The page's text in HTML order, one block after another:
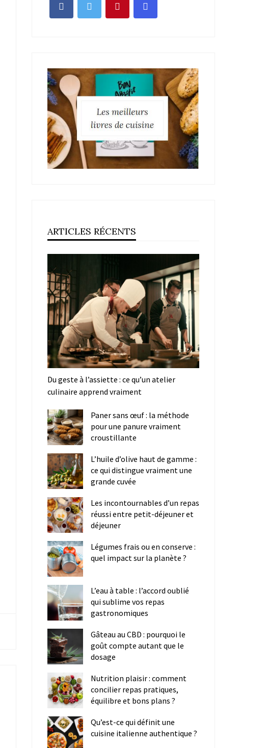
ARTICLES RÉCENTS
Du geste à l’assiette : ce qu’un atelier
culinaire apprend vraiment
Paner sans œuf : la méthode
pour une panure vraiment
croustillante
L’huile d’olive haut de gamme :
ce qui distingue vraiment une
grande cuvée
Les incontournables d’un repas
réussi entre petit-déjeuner et
déjeuner
Légumes frais ou en conserve :
quel impact sur la planète ?
L’eau à table : l’accord oublié
qui sublime vos repas
gastronomiques
Gâteau au CBD : pourquoi le
goût compte autant que le
dosage
Nutrition plaisir : comment
concilier repas pratiques,
équilibre et bons plans ?
Qu’est-ce qui définit une
cuisine italienne authentique ?